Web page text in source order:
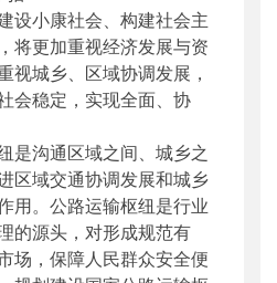
小康社会、构建社会主
将更加重视经济发展与资
视城乡、区域协调发展，
会稳定，实现全面、协
沟通区域之间、城乡之
区域交通协调发展和城乡
用。公路运输枢纽是行业
的源头，对形成规范有
场，保障人民群众安全便